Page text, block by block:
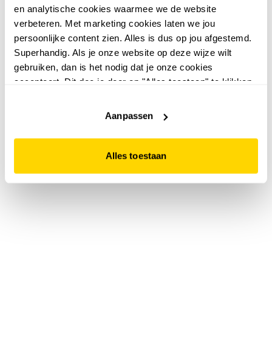
en analytische cookies waarmee we de website
verbeteren. Met marketing cookies laten we jou
persoonlijke content zien. Alles is dus op jou afgestemd.
Superhandig. Als je onze website op deze wijze wilt
gebruiken, dan is het nodig dat je onze cookies
accepteert. Dit doe je door op "Alles toestaan" te klikken.
website niet optimaal functioneert.
Aanpassen
Alles toestaan